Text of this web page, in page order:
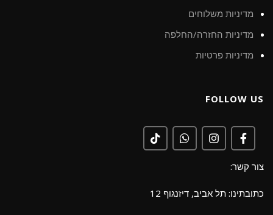
מדיניות משלוחים
מדיניות החזרה/החלפה
מדיניות פרטיות
FOLLOW US
צור קשר:
כתובתינו: תל אביב, דיזנגוף 12